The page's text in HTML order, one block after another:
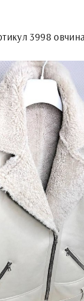
3998